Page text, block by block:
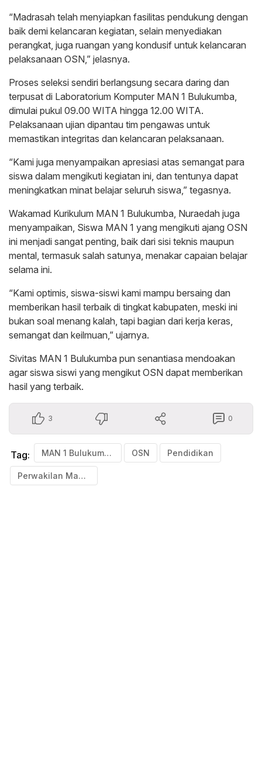
“Madrasah telah menyiapkan fasilitas pendukung dengan
baik demi kelancaran kegiatan, selain menyediakan
perangkat, juga ruangan yang kondusif untuk kelancaran
pelaksanaan OSN,” jelasnya.
Proses seleksi sendiri berlangsung secara daring dan
terpusat di Laboratorium Komputer MAN 1 Bulukumba,
dimulai pukul 09.00 WITA hingga 12.00 WITA.
Pelaksanaan ujian dipantau tim pengawas untuk
memastikan integritas dan kelancaran pelaksanaan.
“Kami juga menyampaikan apresiasi atas semangat para
siswa dalam mengikuti kegiatan ini, dan tentunya dapat
meningkatkan minat belajar seluruh siswa,” tegasnya.
Wakamad Kurikulum MAN 1 Bulukumba, Nuraedah juga
menyampaikan, Siswa MAN 1 yang mengikuti ajang OSN
ini menjadi sangat penting, baik dari sisi teknis maupun
mental, termasuk salah satunya, menakar capaian belajar
selama ini.
“Kami optimis, siswa-siswi kami mampu bersaing dan
memberikan hasil terbaik di tingkat kabupaten, meski ini
bukan soal menang kalah, tapi bagian dari kerja keras,
semangat dan keilmuan,” ujarnya.
Sivitas MAN 1 Bulukumba pun senantiasa mendoakan
agar siswa siswi yang mengikut OSN dapat memberikan
hasil yang terbaik.
3 0
Tag: MAN 1 Bulukumba OSN Pendidikan
Perwakilan Madrasah